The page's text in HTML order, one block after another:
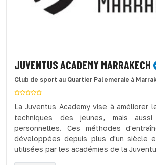
JUVENTUS ACADEMY MARRAKECH
Club de sport au Quartier Palemeraie à
La Juventus Academy vise à améliorer
techniques des jeunes, mais
personnelles. Ces méthodes
développées depuis plus d'un siècle
utilisées par les académies de la